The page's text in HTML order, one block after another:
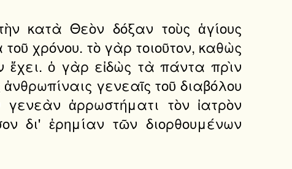
κατὰ Θεὸν δόξαν τοὺς ἁγίους
χρόνου. τὸ γὰρ τοιοῦτον, καθὼς
ἔχει. ὁ γὰρ εἰδὼς τὰ πάντα πρὶν
γενεαῖς τοῦ διαβόλου
ἀρρωστήματι τὸν ἰατρὸν
δι' ἐρημίαν τῶν διορθουμένων